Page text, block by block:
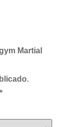
Martial
*